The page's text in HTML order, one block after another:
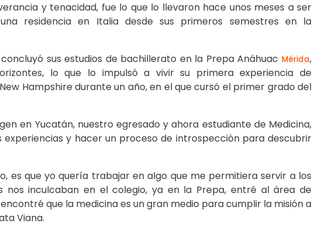
y tenacidad, fue lo que lo llevaron hace unos meses a ser
residencia en Italia desde sus primeros semestres en la
sus estudios de bachillerato en la Prepa Anáhuac Mérida,
lo que lo impulsó a vivir su primera experiencia de
Hampshire durante un año, en el que cursó el primer grado del
en Yucatán, nuestro egresado y ahora estudiante de Medicina,
y hacer un proceso de introspección para descubrir
es que yo quería trabajar en algo que me permitiera servir a los
nos inculcaban en el colegio, ya en la Prepa, entré al área de
que la medicina es un gran medio para cumplir la misión a
Viana.